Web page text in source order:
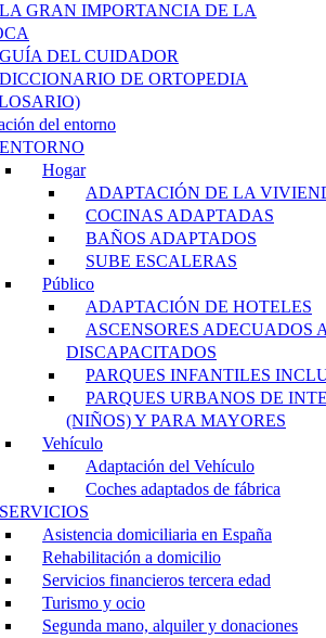
LA GRAN IMPORTANCIA DE LA
GUÍA DEL CUIDADOR
DICCIONARIO DE ORTOPEDIA
del entorno
ENTORNO
Hogar
ADAPTACIÓN DE LA
COCINAS ADAPTADAS
BAÑOS ADAPTADOS
SUBE ESCALERAS
Público
ADAPTACIÓN DE HOTELES
ASCENSORES ADECUADOS
DISCAPACITADOS
PARQUES INFANTILES
PARQUES URBANOS DE
(NIÑOS) Y PARA MAYORES
Vehículo
Adaptación del Vehículo
Coches adaptados de fábrica
SERVICIOS
Asistencia domiciliaria en España
Rehabilitación a domicilio
Servicios financieros tercera edad
Turismo y ocio
Segunda mano, alquiler y donaciones